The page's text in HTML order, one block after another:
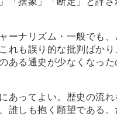
ーナリズム・一般でも
れも誤り的な批判ばか
ある通史が少なくなっ
ってよい。歴史の流れ
誰しも抱く願望である